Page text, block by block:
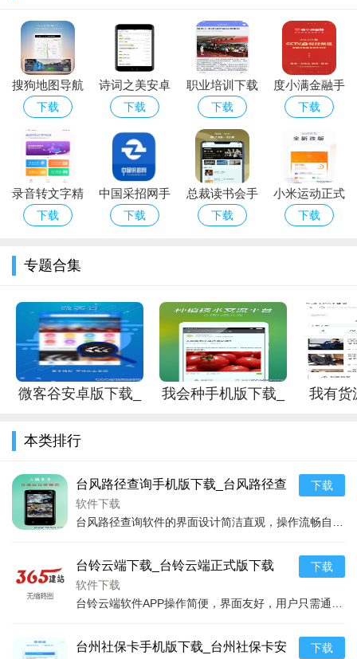
免个人信息泄露。
5.个性化服务：根据用户的常用功能和服务习惯，智能推荐相
关服务，提升用户体验。
软件特色
1.用户界面友好：太仓一卡通在设计上非常注重用户体验，界
面清晰，操作简便，
手机软件下载
确保用户能够快速找到所需服
务。
2.实时反馈：用户在使用过程中遇到问题，可以通过软件内的
3.个人定制服务：用户可以根据自己的需求和兴趣，定制个人
服务。
软件优势
1.全面覆盖本地服务：涵盖了太仓市大部分的公共服务和商业
服务，为用户提供一站式解决方案。
深度整合，实现线上线下无缝连接，使出行更加便捷。
3.社区生活更加便利：提供社区通知、物业缴费、居民反馈等
服务功能，让用户的社区生活更加便利。
软件点评
1.作为一款服务于地方居民的APP，太仓一卡通在实用性和便
捷性方面做得非常出色。它紧密跟随太仓市民的日常需求，将多
种服务集成于一体，大大简化了人们的生活。尤其值得一提的
可以放心使用。通过不断更新增加的功能和服务，显示出开发团
搜狗地图导航
手机版下载_
搜狗地图导航
安卓版下载
下载
诗词之美安卓
版下载_诗词
载
下载
职业培训下载
_职业培训ios
版下载
下载
度小满金融手
机版下载_度
下载
录音转文字精
灵手机版下载
下载
中国采招网手
机版下载
下载
总裁读书会手
机版下载_总
下载
小米运动正式
版下载_小米
下载
专题合集
微客谷安卓版下载_
我会种手机版下载_
我有货
本类排行
台风路径查询手机版下载_台风路径查
询安卓版下载
软件下载
下载
台铃云端下载_台铃云端正式版下载
软件下载
下载
台州社保卡手机版下载_台州社保卡安
下载